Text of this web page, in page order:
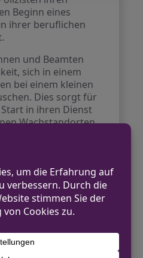
Beginn eines
ihrer beruflichen
und Beamten
sich in einem
bei einem kleinen
Dies sorgt für
in ihren Dienst
Wachstandorten
/
Borken